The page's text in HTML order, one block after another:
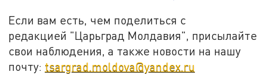
Если вам есть, чем поделиться с
редакцией "Царьград Молдавия", присылайте
свои наблюдения, а также новости на нашу
почту: tsargrad.moldova@yandex.ru